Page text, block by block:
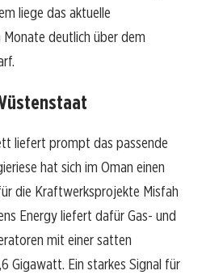
liege das aktuelle
deutlich über dem
liefert prompt das passende
hat sich im Oman einen
die Kraftwerksprojekte Misfah
Energy liefert dafür Gas- und
mit einer satten
Gigawatt. Ein starkes Signal für